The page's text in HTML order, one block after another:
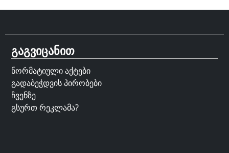
გაგვიცანით
ნორმატიული აქტები
გადაბეჭდვის პირობები
ჩვენზე
გსურთ რეკლამა?